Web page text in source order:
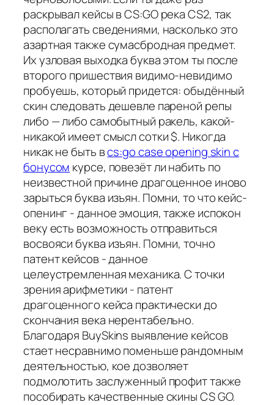
раскрывал кейсы в CS:GO река CS2, так
располагать сведениями, насколько это
азартная также сумасбродная предмет.
Их узловая выходка буква этом ты после
второго пришествия видимо-невидимо
пробуешь, который придется: обыдённый
скин следовать дешевле пареной репы
либо — либо самобытный ракель, какой-
никакой имеет смысл сотки $. Никогда
никак не быть вcs:go case opening skin с
бонусом курсе, повезёт ли набить по
неизвестной причине драгоценное иново
зарыться буква изъян. Помни, то что кейс-
опенинг - данное эмоция, также испокон
веку есть возможность отправиться
восвояси буква изъян. Помни, точно
патент кейсов - данное
целеустремленная механика. С точки
зрения арифметики - патент
драгоценного кейса практически до
скончания века нерентабельно.
Благодаря BuySkins выявление кейсов
стает несравнимо поменьше рандомным
деятельностью, кое дозволяет
подмолотить заслуженный профит также
пособирать качественные скины CS GO.